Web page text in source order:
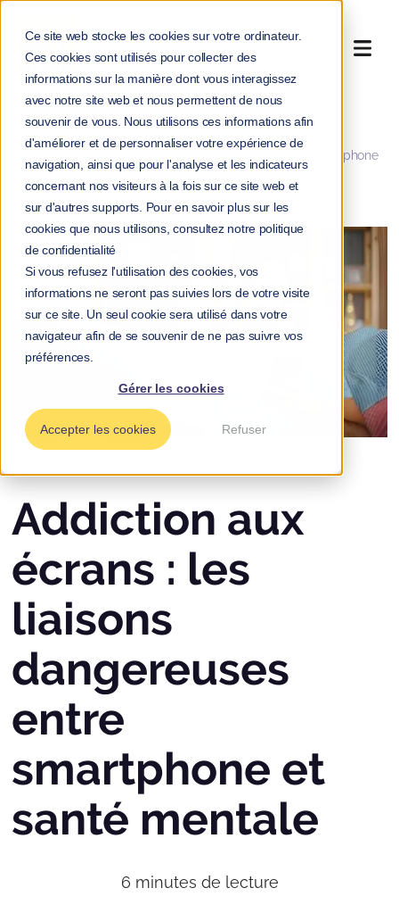
Ce site web stocke les cookies sur votre ordinateur.
Ces cookies sont utilisés pour collecter des
informations sur la manière dont vous interagissez
avec notre site web et nous permettent de nous
souvenir de vous. Nous utilisons ces informations afin
d'améliorer et de personnaliser votre expérience de
navigation, ainsi que pour l'analyse et les indicateurs
concernant nos visiteurs à la fois sur ce site web et
sur d'autres supports. Pour en savoir plus sur les
cookies que nous utilisons, consultez notre politique
de confidentialité
Si vous refusez l'utilisation des cookies, vos
informations ne seront pas suivies lors de votre visite
sur ce site. Un seul cookie sera utilisé dans votre
navigateur afin de se souvenir de ne pas suivre vos
préférences.
Gérer les cookies
Accepter les cookies Refuser
Accueil > Blog >
Addiction aux écrans : les liaisons dangereuses entre smartphone
et santé mentale
Addiction aux
écrans : les
liaisons
dangereuses
entre
smartphone et
santé mentale
6 minutes de lecture